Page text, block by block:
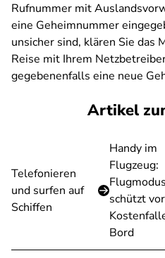
Rufnummer mit
eine Geheimnummer
unsicher sind, klären Sie das
Reise mit Ihrem
gegebenenfalls eine neue
Artikel
Telefonieren
und surfen auf
Schiffen
Handy im
Flugzeug:
Flugmodus
schützt vor
Bord